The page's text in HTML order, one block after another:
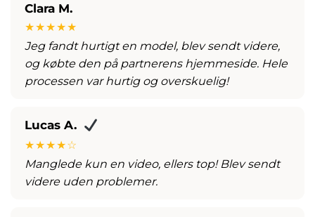
Clara M.
★★★★★
Jeg fandt hurtigt en model, blev sendt videre,
og købte den på partnerens hjemmeside. Hele
processen var hurtig og overskuelig!
Lucas A.
★★★★☆
Manglede kun en video, ellers top! Blev sendt
videre uden problemer.